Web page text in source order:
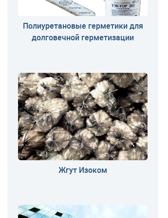
Полиуретановые герметики для
долговечной герметизации
Жгут Изоком